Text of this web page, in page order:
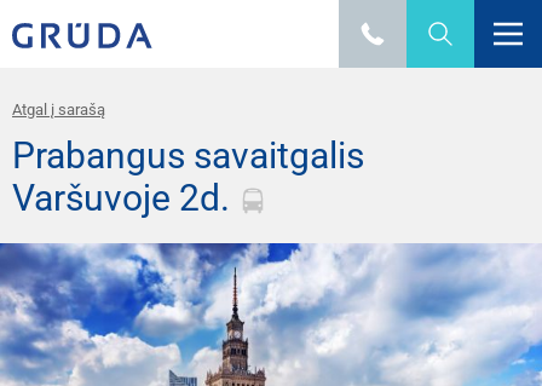
Atgal į sarašą
Prabangus savaitgalis
Varšuvoje 2d.